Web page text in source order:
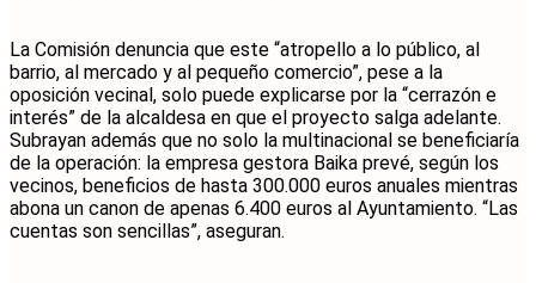
La Comisión denuncia que este “atropello a lo público, al
barrio, al mercado y al pequeño comercio”, pese a la
oposición vecinal, solo puede explicarse por la “cerrazón e
interés” de la alcaldesa en que el proyecto salga adelante.
Subrayan además que no solo la multinacional se beneficiaría
de la operación: la empresa gestora Baika prevé, según los
vecinos, beneficios de hasta 300.000 euros anuales mientras
abona un canon de apenas 6.400 euros al Ayuntamiento. “Las
cuentas son sencillas”, aseguran.